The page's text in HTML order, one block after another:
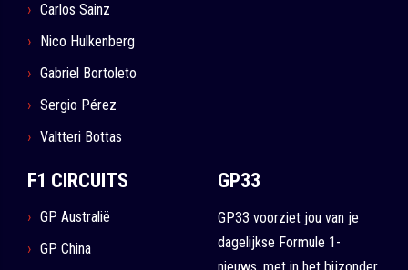
Carlos Sainz
Nico Hulkenberg
Gabriel Bortoleto
Sergio Pérez
Valtteri Bottas
F1 CIRCUITS
GP Australië
GP China
GP33
GP33 voorziet jou van je
dagelijkse Formule 1-